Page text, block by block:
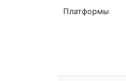
Платформы